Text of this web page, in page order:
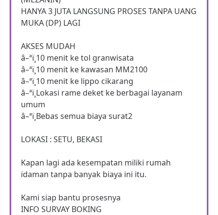
HANYA 3 JUTA LANGSUNG PROSES TANPA UANG
MUKA (DP) LAGI
AKSES MUDAH
â–ªï¸10 menit ke tol granwisata
â–ªï¸10 menit ke kawasan MM2100
â–ªï¸10 menit ke lippo cikarang
â–ªï¸Lokasi rame deket ke berbagai layanam
umum
â–ªï¸Bebas semua biaya surat2
LOKASI : SETU, BEKASI
Kapan lagi ada kesempatan miliki rumah
idaman tanpa banyak biaya ini itu.
Kami siap bantu prosesnya
INFO SURVAY BOKING